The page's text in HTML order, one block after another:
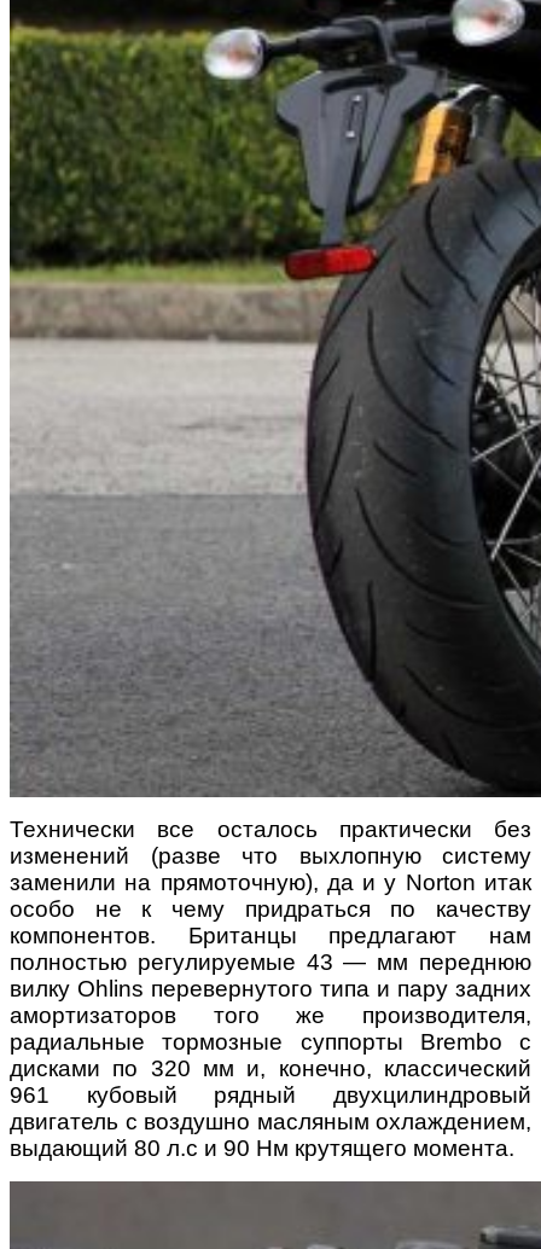
Технически все осталось практически без
изменений (разве что выхлопную систему
заменили на прямоточную), да и у Norton итак
особо не к чему придраться по качеству
компонентов. Британцы предлагают нам
полностью регулируемые 43 — мм переднюю
вилку Ohlins перевернутого типа и пару задних
амортизаторов того же производителя,
радиальные тормозные суппорты Brembo с
дисками по 320 мм и, конечно, классический
961 кубовый рядный двухцилиндровый
двигатель с воздушно масляным охлаждением,
выдающий 80 л.с и 90 Нм крутящего момента.